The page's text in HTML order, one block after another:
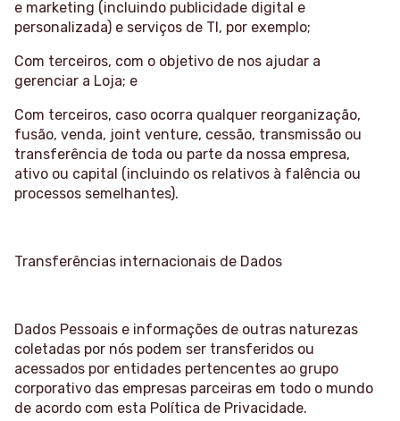
e marketing (incluindo publicidade digital e
personalizada) e serviços de TI, por exemplo;
Com terceiros, com o objetivo de nos ajudar a
gerenciar a Loja; e
Com terceiros, caso ocorra qualquer reorganização,
fusão, venda, joint venture, cessão, transmissão ou
transferência de toda ou parte da nossa empresa,
ativo ou capital (incluindo os relativos à falência ou
processos semelhantes).
Transferências internacionais de Dados
Dados Pessoais e informações de outras naturezas
coletadas por nós podem ser transferidos ou
acessados por entidades pertencentes ao grupo
corporativo das empresas parceiras em todo o mundo
de acordo com esta Política de Privacidade.